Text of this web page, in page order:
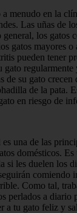
menudo en la
Las uñas de
los gatos
gatos mayores
pueden tener
gato regularmente
de su gato crecen
de la pata.
en riesgo de
una de las
domésticos.
si les duelen los
comiendo
Como tal,
perlados a diario
a tu gato feliz y